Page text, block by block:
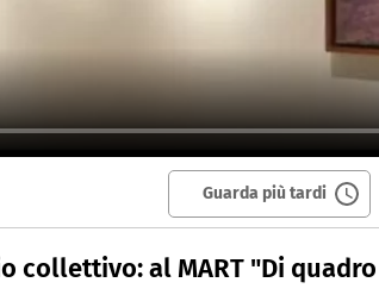
Guarda più tardi
collettivo: al MART "Di